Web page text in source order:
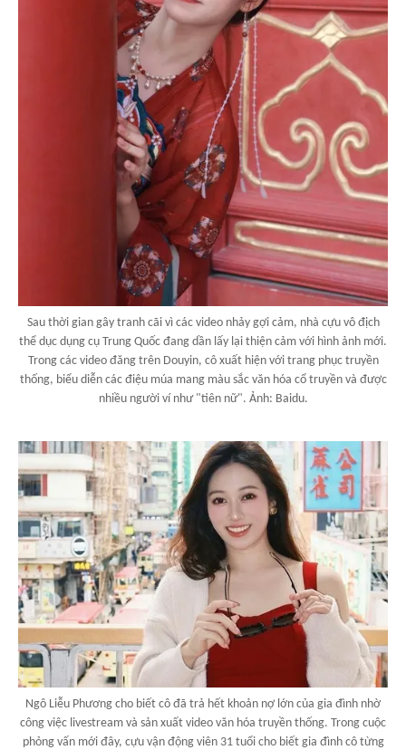
Sau thời gian gây tranh cãi vì các video nhảy gợi cảm, nhà cựu vô địch
thể dục dụng cụ Trung Quốc đang dần lấy lại thiện cảm với hình ảnh mới.
Trong các video đăng trên Douyin, cô xuất hiện với trang phục truyền
thống, biểu diễn các điệu múa mang màu sắc văn hóa cổ truyền và được
nhiều người ví như "tiên nữ". Ảnh: Baidu.
Ngô Liễu Phương cho biết cô đã trả hết khoản nợ lớn của gia đình nhờ
công việc livestream và sản xuất video văn hóa truyền thống. Trong cuộc
phỏng vấn mới đây, cựu vận động viên 31 tuổi cho biết gia đình cô từng